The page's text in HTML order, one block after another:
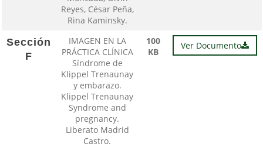
Reyes, César Peña,
Rina Kaminsky.
Sección
F
IMAGEN EN LA
PRÁCTICA CLÍNICA
Síndrome de
Klippel Trenaunay
y embarazo.
Klippel Trenaunay
Syndrome and
pregnancy.
Liberato Madrid
Castro.
100
KB
Ver Documento